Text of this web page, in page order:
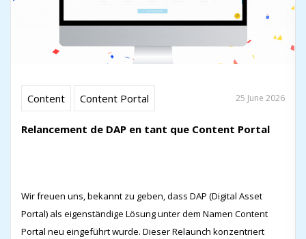
Content Content Portal 25 June 2026
Relancement de DAP en tant que Content Portal
Wir freuen uns, bekannt zu geben, dass DAP (Digital Asset
Portal) als eigenständige Lösung unter dem Namen Content
Portal neu eingeführt wurde. Dieser Relaunch konzentriert